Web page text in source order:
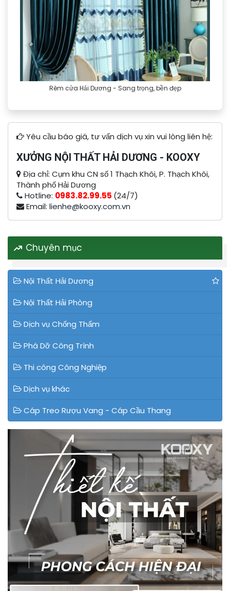
Rèm cửa Hải Dương - Sang trọng, bền đẹp
Yêu cầu báo giá, tư vấn dịch vụ xin vui lòng liên hệ:
XƯỞNG NỘI THẤT HẢI DƯƠNG - KOOXY
Địa chỉ: Cụm khu CN số 1 Thạch Khôi, P. Thạch Khôi,
Thành phố Hải Dương
Hotline: 0983.82.99.55 (24/7)
Email: lienhe@kooxy.com.vn
Chuyên mục
Nội Thất Hải Dương
Nội Thất Hải Phòng
Dịch vụ Chống Thấm
Phá Dỡ Công Trình
Thi công Công Nghiệp
Dịch vụ khác
Cáp Treo Rượu Vang - Cáp Cầu Thang